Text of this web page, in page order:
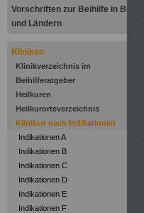
Vorschriften zur Beihilfe in Bund
und Ländern
Kliniken
Klinikverzeichnis im
Beihilferatgeber
Heilkuren
Heilkurorteverzeichnis
Kliniken nach Indikationen
Indikationen A
Indikationen B
Indikationen C
Indikationen D
Indikationen E
Indikationen F